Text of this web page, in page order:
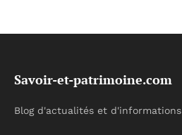
Savoir-et-patrimoine.com
Blog d'actualités et d'informations